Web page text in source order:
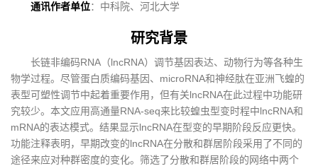
通讯作者单位：中科院、河北大学
研究背景
长链非编码RNA（lncRNA）调节基因表达、动物行为等各种生
物学过程。尽管蛋白质编码基因、microRNA和神经肽在亚洲飞蝗的
表型可塑性调节中起着重要作用，但有关lncRNA在此过程中功能研
究较少。本文应用高通量RNA-seq来比较蝗虫型变时程中lncRNA和
mRNA的表达模式。结果显示lncRNA在型变的早期阶段反应更快。
功能注释表明，早期改变的lncRNA在分散和群居阶段采用了不同的
途径来应对种群密度的变化。筛选了分散和群居阶段的网络中两个